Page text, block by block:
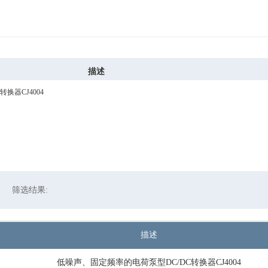
描述
换器CJ4004
筛选结果:
描述
低噪声、固定频率的电荷泵型DC/DC转换器CJ4004